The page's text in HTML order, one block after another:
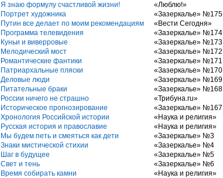
Я знаю формулу счастливой жизни!
«Люблю!»
Портрет художника
«Зазеркалье» №175
Путин все делает по моим рекомендациям
«Вести Сегодня»
Программа телевидения
«Зазеркалье» №174
Куньи и виверровые
«Зазеркалье» №173
Мелодический мост
«Зазеркалье» №172
Романтические фантики
«Зазеркалье» №171
Патриархальные пляски
«Зазеркалье» №170
Деловые люди
«Зазеркалье» №169
Питательные браки
«Зазеркалье» №168
России ничего не страшно
«Трибуна.ru»
Историческое прогнозирование
«Зазеркалье» №167
Хронология Российской истории
«Наука и религия»
Русская история и православие
«Наука и религия»
Мы будем петь и смеяться как дети
«Зазеркалье» №3
Знаки мистической стихии
«Зазеркалье» №4
Шаг в будущее
«Зазеркалье» №5
Свет и тень
«Зазеркалье» №6
Время собирать камни
«Наука и религия»